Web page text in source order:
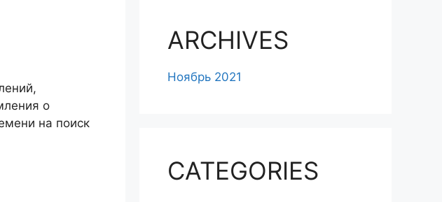
о
на поиск
ARCHIVES
Ноябрь 2021
CATEGORIES